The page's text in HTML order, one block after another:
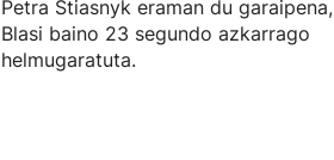
Petra Stiasnyk eraman du garaipena,
Blasi baino 23 segundo azkarrago
helmugaratuta.